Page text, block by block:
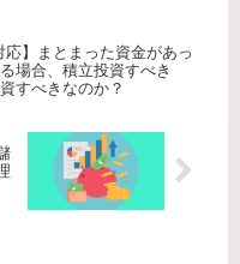
応】まとまった資金があっ
場合、積立投資すべき
すべきなのか？